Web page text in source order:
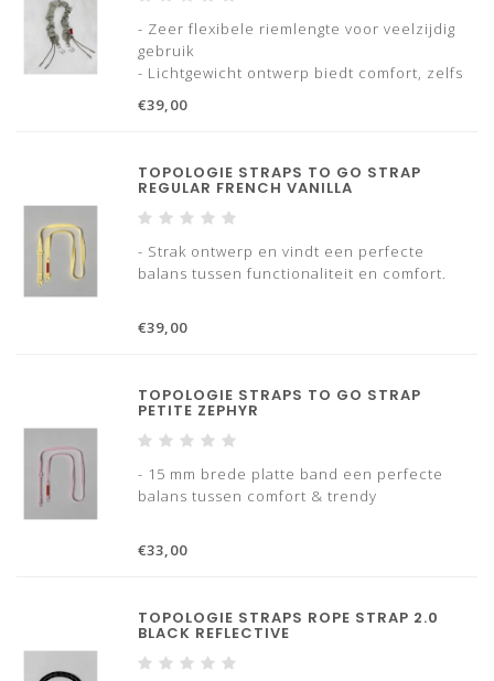
- Zeer flexibele riemlengte voor veelzijdig
gebruik
- Lichtgewicht ontwerp biedt comfort, zelfs
- Snelontgrendeling zware sluiting
€39,00
TOPOLOGIE STRAPS TO GO STRAP
REGULAR FRENCH VANILLA
- Strak ontwerp en vindt een perfecte
balans tussen functionaliteit en comfort.
€39,00
TOPOLOGIE STRAPS TO GO STRAP
PETITE ZEPHYR
- 15 mm brede platte band een perfecte
balans tussen comfort & trendy
€33,00
TOPOLOGIE STRAPS ROPE STRAP 2.0
BLACK REFLECTIVE